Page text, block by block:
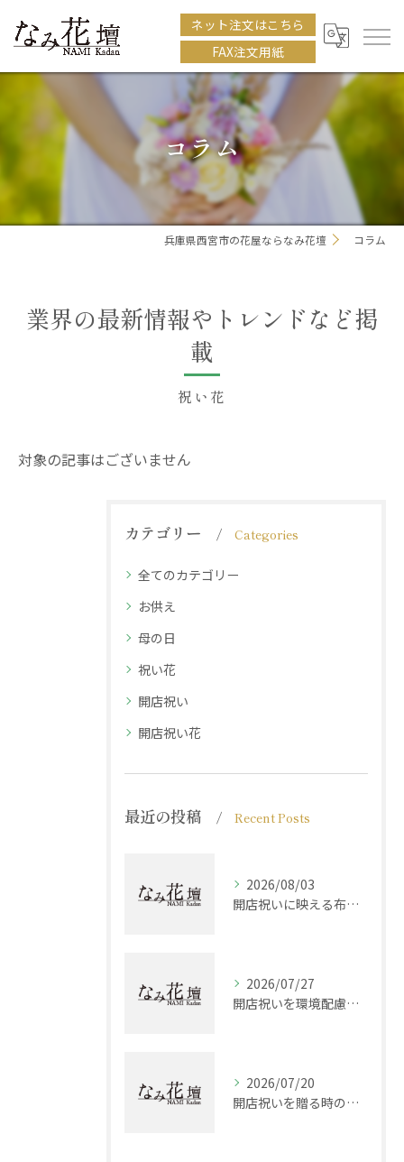
ネット注文はこちら
FAX注文用紙
コラム
兵庫県西宮市の花屋ならなみ花壇 コラム
業界の最新情報やトレンドなど掲
載
祝い花
対象の記事はございません
カテゴリー Categories
全てのカテゴリー
お供え
母の日
祝い花
開店祝い
開店祝い花
最近の投稿 Recent Posts
2026/08/03
開店祝いに映える布製品選びと兵庫県西宮市加古郡稲美町で贈る最適な組み合わせ方
2026/07/27
開店祝いを環境配慮で選ぶ現代志向ギフトとマナーの最新ガイド
2026/07/20
開店祝いを贈る時の視点と兵庫県西宮市神崎郡神河町で失敗しない選び方ガイド